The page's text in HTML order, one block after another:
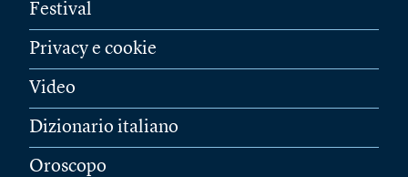
Festival
Privacy e cookie
Video
Dizionario italiano
Oroscopo